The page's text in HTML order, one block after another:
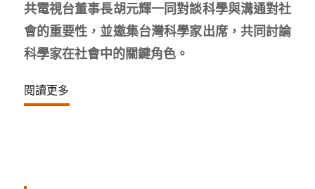
共電視台董事長胡元輝一同對談科學與溝通對社
會的重要性，並邀集台灣科學家出席，共同討論
科學家在社會中的關鍵角色。
閱讀更多